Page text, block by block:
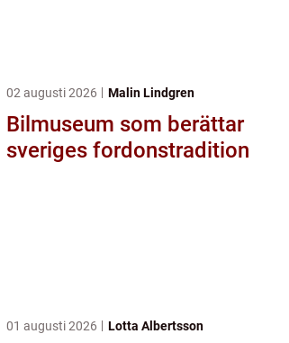
02 augusti 2026 Malin Lindgren
Bilmuseum som berättar
sveriges fordonstradition
01 augusti 2026 Lotta Albertsson